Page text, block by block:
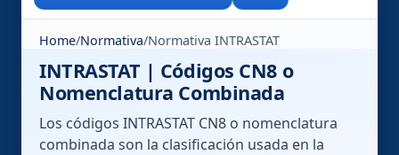
Home/Normativa/Normativa INTRASTAT
INTRASTAT | Códigos CN8 o
Nomenclatura Combinada
Los códigos INTRASTAT CN8 o nomenclatura
combinada son la clasificación usada en la